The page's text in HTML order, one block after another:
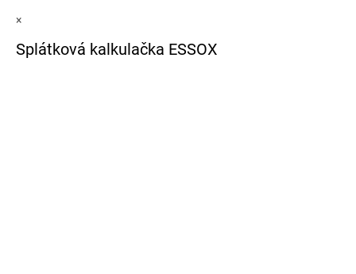
×
Splátková kalkulačka ESSOX